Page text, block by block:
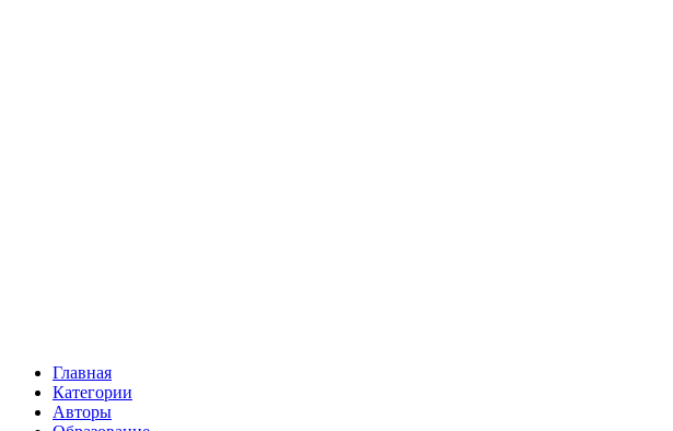
Главная
Категории
Авторы